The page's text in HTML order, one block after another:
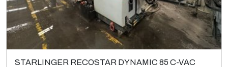
STARLINGER RECOSTAR DYNAMIC 85 C-VAC